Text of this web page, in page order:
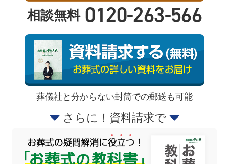
相談無料 0120-263-566
葬儀社と分からない封筒での郵送も可能
さらに！資料請求で